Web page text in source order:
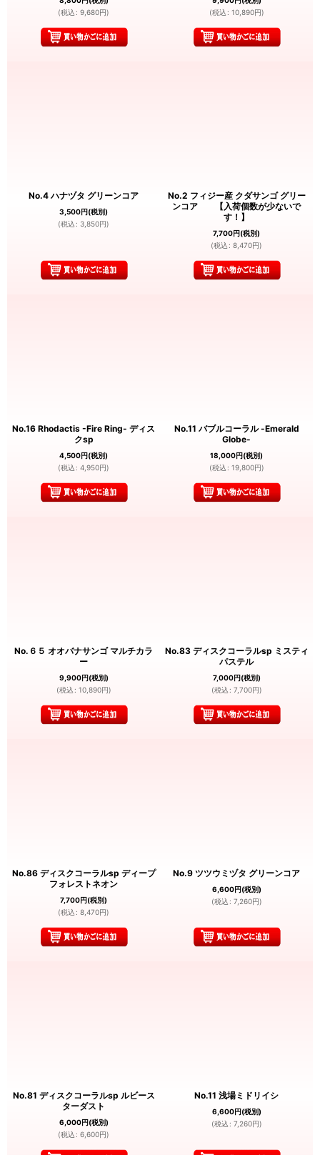
(税込 : 9,680円)
(税込 : 10,890円)
No.4 ハナヅタ グリーンコア
3,500円(税別)
(税込 : 3,850円)
No.2 フィジー産 クダサンゴ グリー
ンコア 【入荷個数が少ないで
す！】
7,700円(税別)
(税込 : 8,470円)
No.16 Rhodactis -Fire Ring- ディス
クsp
4,500円(税別)
(税込 : 4,950円)
No.11 バブルコーラル -Emerald
Globe-
18,000円(税別)
(税込 : 19,800円)
No.６５ オオバナサンゴ マルチカラ
ー
9,900円(税別)
(税込 : 10,890円)
No.83 ディスクコーラルsp ミスティ
パステル
7,000円(税別)
(税込 : 7,700円)
No.86 ディスクコーラルsp ディープ
フォレストネオン
7,700円(税別)
(税込 : 8,470円)
No.9 ツツウミヅタ グリーンコア
6,600円(税別)
(税込 : 7,260円)
No.81 ディスクコーラルsp ルビース
ターダスト
6,000円(税別)
(税込 : 6,600円)
No.11 浅場ミドリイシ
6,600円(税別)
(税込 : 7,260円)